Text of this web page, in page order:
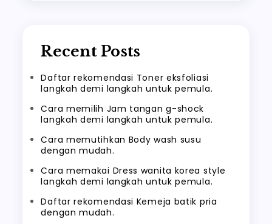
Recent Posts
Daftar rekomendasi Toner eksfoliasi
langkah demi langkah untuk pemula.
Cara memilih Jam tangan g-shock
langkah demi langkah untuk pemula.
Cara memutihkan Body wash susu
dengan mudah.
Cara memakai Dress wanita korea style
langkah demi langkah untuk pemula.
Daftar rekomendasi Kemeja batik pria
dengan mudah.